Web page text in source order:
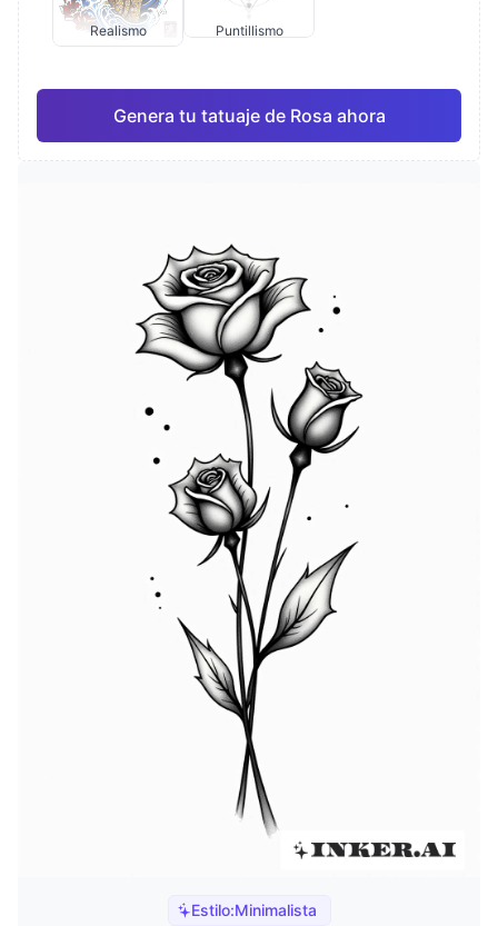
Estilo:Minimalista
Realismo Puntillismo
Genera tu tatuaje de Rosa ahora